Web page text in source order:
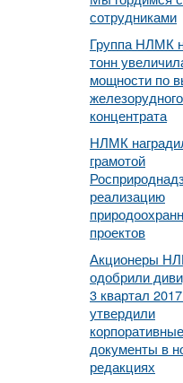
сотрудниками
Группа НЛМК
тонн
мощности по
железорудного
концентрата
НЛМК
грамотой
реализацию
проектов
Акционеры
одобрили
3 квартал
утвердили
корпоративные
документы в
редакциях